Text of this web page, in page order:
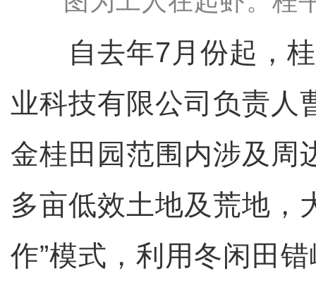
自去年7月份起，桂
业科技有限公司负责人
金桂田园范围内涉及周
多亩低效土地及荒地，
作”模式，利用冬闲田